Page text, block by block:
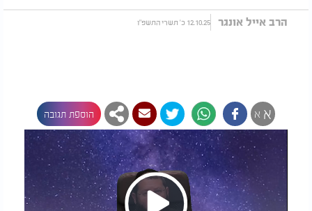
הרב אייל אונגר 12.10.25 כ' תשרי התשפ"ו
א א הוספת תגובה